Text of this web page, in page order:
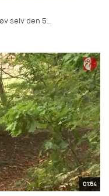
selv den 5....
01:54